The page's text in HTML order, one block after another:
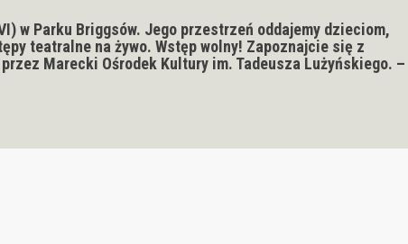
w Parku Briggsów. Jego przestrzeń oddajemy dzieciom,
teatralne na żywo. Wstęp wolny! Zapoznajcie się z
Marecki Ośrodek Kultury im. Tadeusza Lużyńskiego. –